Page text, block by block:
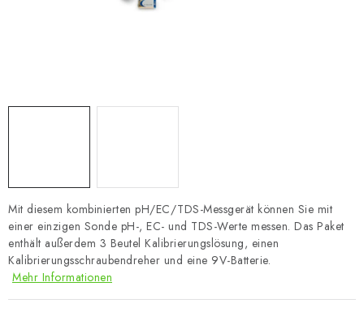
Mit diesem kombinierten pH/EC/TDS-Messgerät können Sie mit
einer einzigen Sonde pH-, EC- und TDS-Werte messen. Das Paket
enthält außerdem 3 Beutel Kalibrierungslösung, einen
Kalibrierungsschraubendreher und eine 9V-Batterie.
Mehr Informationen